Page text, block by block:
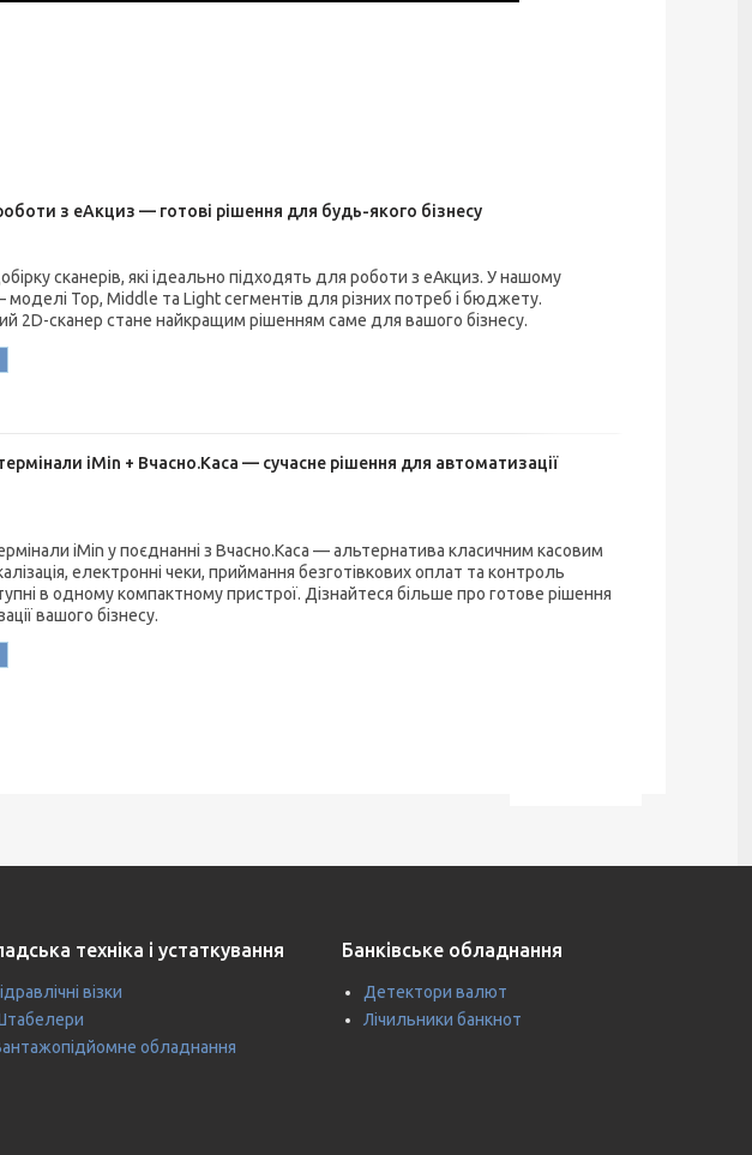
з еАкциз — готові рішення для будь-якого бізнесу
сканерів, які ідеально підходять для роботи з еАкциз. У нашому
Top, Middle та Light сегментів для різних потреб і бюджету.
2D-сканер стане найкращим рішенням саме для вашого бізнесу.
iMin + Вчасно.Каса — сучасне рішення для автоматизації
iMin у поєднанні з Вчасно.Каса — альтернатива класичним касовим
електронні чеки, приймання безготівкових оплат та контроль
в одному компактному пристрої. Дізнайтеся більше про готове рішення
вашого бізнесу.
техніка і устаткування
візки
обладнання
Банківське обладнання
Детектори валют
Лічильники банкнот